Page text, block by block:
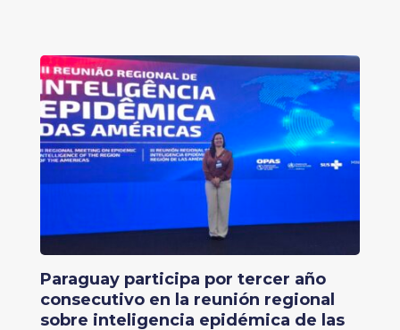
Paraguay participa por tercer año
consecutivo en la reunión regional
sobre inteligencia epidémica de las